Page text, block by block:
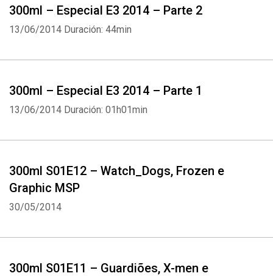
300ml – Especial E3 2014 – Parte 2
13/06/2014 Duración: 44min
300ml – Especial E3 2014 – Parte 1
13/06/2014 Duración: 01h01min
300ml S01E12 – Watch_Dogs, Frozen e
Graphic MSP
30/05/2014
300ml S01E11 – Guardiões, X-men e